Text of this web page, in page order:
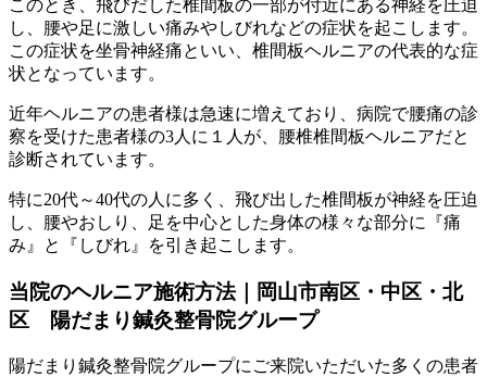
このとき、飛びだした椎間板の一部が付近にある神経を圧迫
し、腰や足に激しい痛みやしびれなどの症状を起こします。
この症状を坐骨神経痛といい、椎間板ヘルニアの代表的な症
状となっています。
近年ヘルニアの患者様は急速に増えており、病院で腰痛の診
察を受けた患者様の3人に１人が、腰椎椎間板ヘルニアだと
診断されています。
特に20代～40代の人に多く、飛び出した椎間板が神経を圧迫
し、腰やおしり、足を中心とした身体の様々な部分に『痛
み』と『しびれ』を引き起こします。
当院のヘルニア施術方法｜岡山市南区・中区・北
区 陽だまり鍼灸整骨院グループ
陽だまり鍼灸整骨院グループにご来院いただいた多くの患者